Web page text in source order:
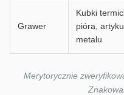
Grawer
Kubki
pióra,
metalu
Merytorycznie